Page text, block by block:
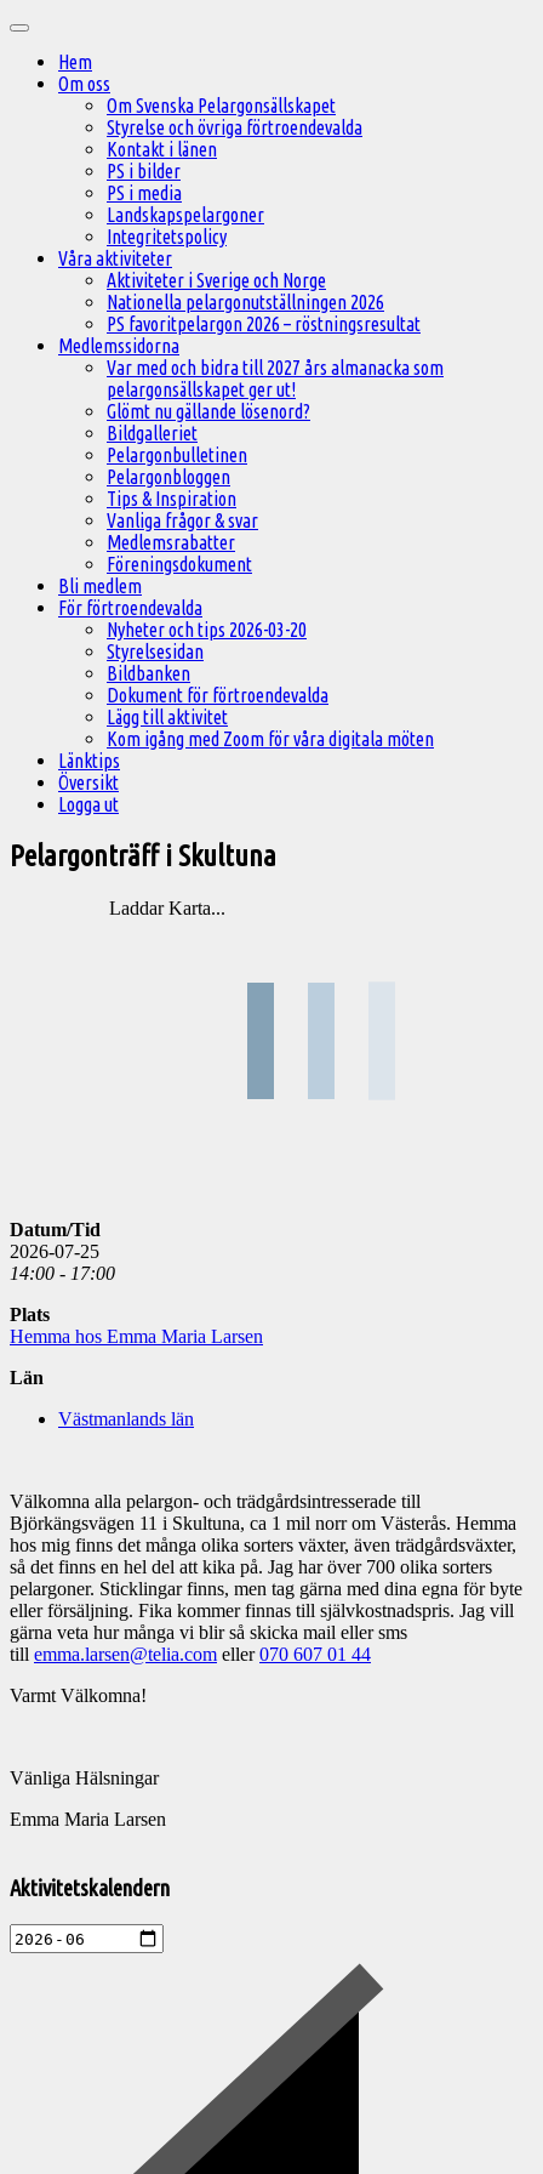
innehåll
Huvudmeny
Hem
Om oss
Om Svenska Pelargonsällskapet
Styrelse och övriga förtroendevalda
Kontakt i länen
PS i bilder
PS i media
Landskapspelargoner
Integritetspolicy
Våra aktiviteter
Aktiviteter i Sverige och Norge
Nationella pelargonutställningen 2026
PS favoritpelargon 2026 – röstningsresultat
Medlemssidorna
Var med och bidra till 2027 års almanacka som
pelargonsällskapet ger ut!
Glömt nu gällande lösenord?
Bildgalleriet
Pelargonbulletinen
Pelargonbloggen
Tips & Inspiration
Vanliga frågor & svar
Medlemsrabatter
Föreningsdokument
Bli medlem
För förtroendevalda
Nyheter och tips 2026-03-20
Styrelsesidan
Bildbanken
Dokument för förtroendevalda
Lägg till aktivitet
Kom igång med Zoom för våra digitala möten
Länktips
Översikt
Logga ut
Pelargonträff i Skultuna
Laddar Karta...
Datum/Tid
2026-07-25
14:00 - 17:00
Plats
Hemma hos Emma Maria Larsen
Län
Västmanlands län
Välkomna alla pelargon- och trädgårdsintresserade till
Björkängsvägen 11 i Skultuna, ca 1 mil norr om Västerås. Hemma
hos mig finns det många olika sorters växter, även trädgårdsväxter,
så det finns en hel del att kika på. Jag har över 700 olika sorters
pelargoner. Sticklingar finns, men tag gärna med dina egna för byte
eller försäljning. Fika kommer finnas till självkostnadspris. Jag vill
gärna veta hur många vi blir så skicka mail eller sms
till emma.larsen@telia.com eller070 607 01 44
Varmt Välkomna!
Vänliga Hälsningar
Emma Maria Larsen
till
aktiviteter
Aktivitetskalendern